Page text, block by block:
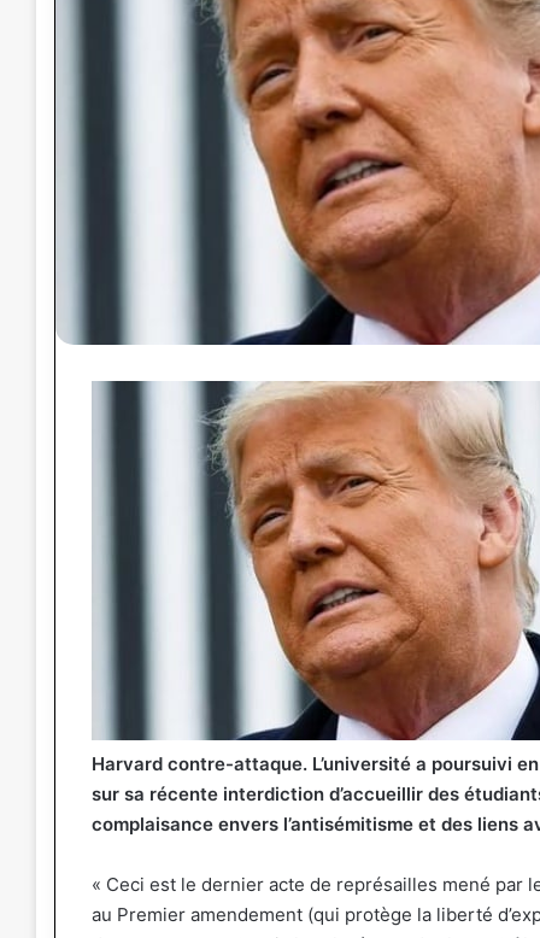
Harvard contre-attaque. L’université a poursuivi
sur sa récente interdiction d’accueillir des
complaisance envers l’antisémitisme et des liens
« Ceci est le dernier acte de représailles mené par
au Premier amendement (qui protège la liberté